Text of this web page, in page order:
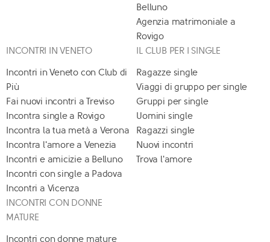
Belluno
Agenzia matrimoniale a
Rovigo
INCONTRI IN VENETO
Incontri in Veneto con Club di
Più
Fai nuovi incontri a Treviso
Incontra single a Rovigo
Incontra la tua metà a Verona
Incontra l'amore a Venezia
Incontri e amicizie a Belluno
Incontri con single a Padova
Incontri a Vicenza
IL CLUB PER I SINGLE
Ragazze single
Viaggi di gruppo per single
Gruppi per single
Uomini single
Ragazzi single
Nuovi incontri
Trova l'amore
INCONTRI CON DONNE
MATURE
Incontri con donne mature